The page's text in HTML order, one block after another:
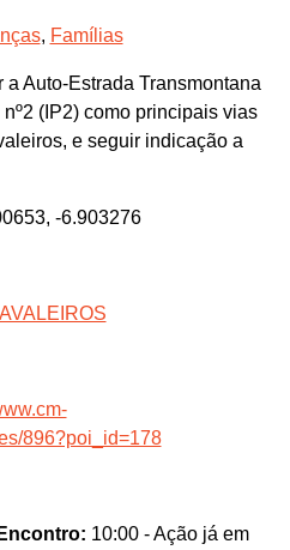
, Famílias
a Auto-Estrada Transmontana
(IP2) como principais vias
e seguir indicação a
-6.903276
896?poi_id=178
10:00 - Ação já em